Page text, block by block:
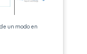
un modo en